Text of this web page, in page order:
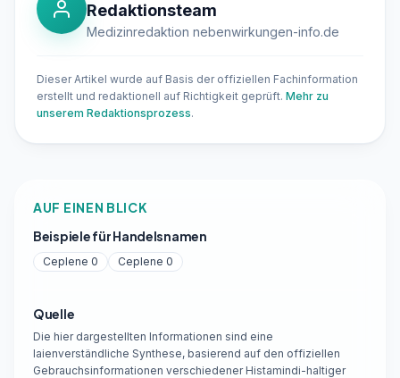
Redaktionsteam
Medizinredaktion nebenwirkungen-info.de
Dieser Artikel wurde auf Basis der offiziellen Fachinformation
erstellt und redaktionell auf Richtigkeit geprüft. Mehr zu
unserem Redaktionsprozess.
AUF EINEN BLICK
Beispiele für Handelsnamen
Ceplene 0 Ceplene 0
Quelle
Die hier dargestellten Informationen sind eine
laienverständliche Synthese, basierend auf den offiziellen
Gebrauchsinformationen verschiedener Histamindi-haltiger